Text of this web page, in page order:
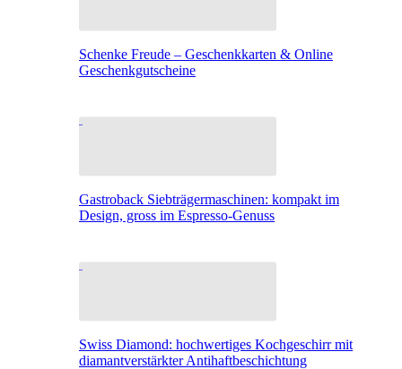
Schenke Freude – Geschenkkarten & Online
Geschenkgutscheine
Gastroback Siebträgermaschinen: kompakt im
Design, gross im Espresso-Genuss
Swiss Diamond: hochwertiges Kochgeschirr mit
diamantverstärkter Antihaftbeschichtung